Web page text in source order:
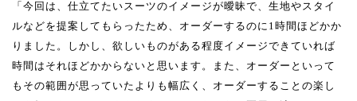
「今回は、仕立てたいスーツのイメージが曖昧で、生地やスタイ
ルなどを提案してもらったため、オーダーするのに1時間ほどかか
りました。しかし、欲しいものがある程度イメージできていれば
時間はそれほどかからないと思います。また、オーダーといって
もその範囲が思っていたよりも幅広く、オーダーすることの楽し